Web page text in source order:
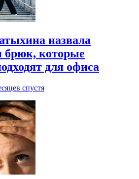
назвала
брюк, которые
для офиса
спустя